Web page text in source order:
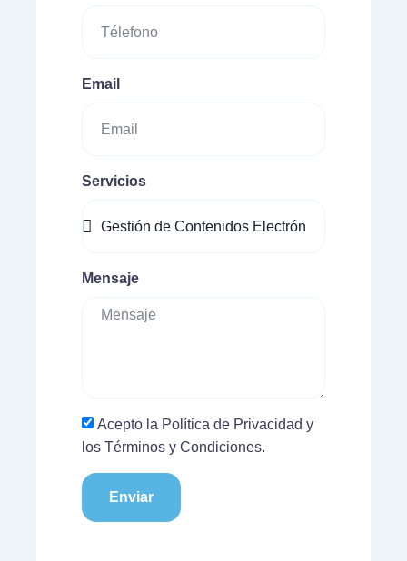
Email
Servicios
Mensaje
Acepto la Política de Privacidad y
los Términos y Condiciones.
Enviar